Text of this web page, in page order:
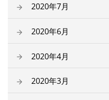
2020年7月
2020年6月
2020年4月
2020年3月